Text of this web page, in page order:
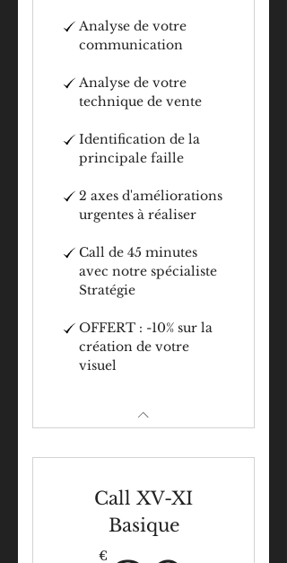
Analyse de votre
communication
Analyse de votre
technique de vente
Identification de la
principale faille
2 axes d'améliorations
urgentes à réaliser
Call de 45 minutes
avec notre spécialiste
Stratégie
OFFERT : -10% sur la
création de votre
visuel
Call XV-XI
Basique
€